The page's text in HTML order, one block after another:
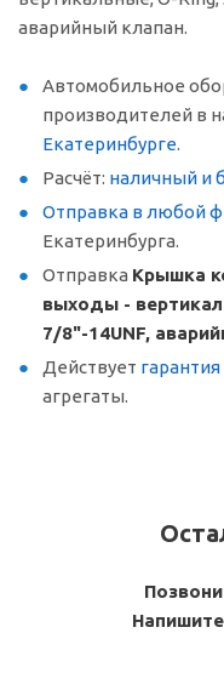
аварийный клапан.
Автомобильное
производителей в
Екатеринбурге.
Расчёт: наличный и
Отправка в любой
Екатеринбурга.
Отправка Крышка
выходы -
7/8"-14UNF,
Действует гарантия
агрегаты.